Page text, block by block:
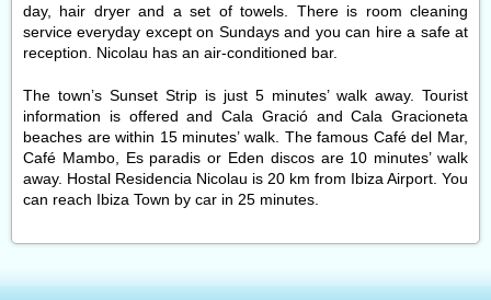
day, hair dryer and a set of towels. There is room cleaning
service everyday except on Sundays and you can hire a safe at
reception. Nicolau has an air-conditioned bar.
The town’s Sunset Strip is just 5 minutes’ walk away. Tourist
information is offered and Cala Gració and Cala Gracioneta
beaches are within 15 minutes’ walk. The famous Café del Mar,
Café Mambo, Es paradis or Eden discos are 10 minutes’ walk
away. Hostal Residencia Nicolau is 20 km from Ibiza Airport. You
can reach Ibiza Town by car in 25 minutes.